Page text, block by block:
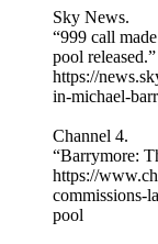
Sky News.
“999 call
pool released.”
https://
in-michael-
Channel 4.
“Barrymore:
https://
commissions-
pool